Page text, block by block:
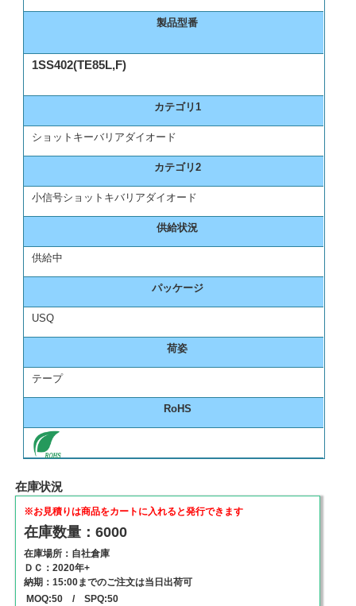
製品型番
1SS402(TE85L,F)
カテゴリ1
ショットキーバリアダイオード
カテゴリ2
小信号ショットキバリアダイオード
供給状況
供給中
パッケージ
USQ
荷姿
テープ
RoHS
在庫状況
※お見積りは商品をカートに入れると発行できます
在庫数量：6000
在庫場所：自社倉庫
ＤＣ：2020年+
納期：15:00までのご注文は当日出荷可
MOQ:50 / SPQ:50